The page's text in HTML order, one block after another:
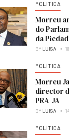
POLITICA
Morreu
do
da
Santos
BY LUISA
POLITICA
Morreu
director
PRA-JA
BY LUISA
POLITICA